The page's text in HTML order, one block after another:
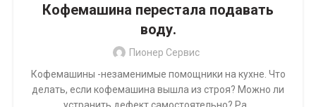
Кофемашина перестала подавать
воду.
Пионер Сервис
Кофемашины -незаменимые помощники на кухне. Что
делать, если кофемашина вышла из строя? Можно ли
устранить дефект самостоятельно? Ра...